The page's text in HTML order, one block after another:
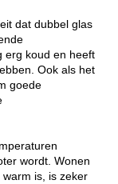
dat dubbel glas
erg koud en heeft
Ook als het
goede
wordt. Wonen
is, is zeker